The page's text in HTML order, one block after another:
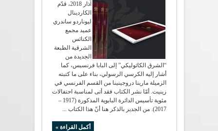
آذار 2018، قدّم
الكاردينال
ليوناردو ساندري
عميد مجمع
الكنائس
الشرقية الطبعة
الجديدة من
“الشرق الكاثوليكي” إلى البابا فرنسيس، كما
أشار إليه الكرسي الرسولي، بناء على ما كتبته
الزميلة مارينا دروجينينا من القسم الفرنسي في
زينيت. أمّا نشر الكتاب فقد أتى لمناسبة احتفالات
مئوية تأسيس الدائرة البابوية المذكورة (1917 –
2017). من الجدير بالذكر هنا أنّ هذا الكتاب ...
أكمل القراءة »